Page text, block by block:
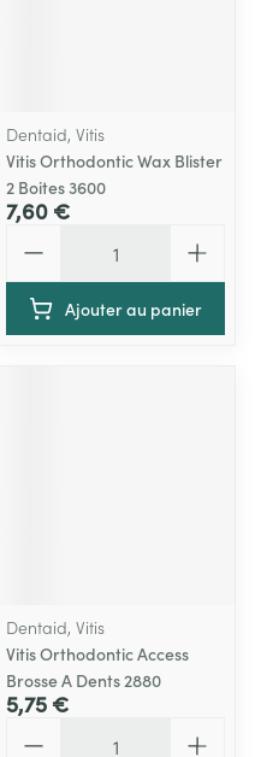
Dentaid, Vitis
Vitis Orthodontic Wax Blister
2 Boites 3600
7,60 €
Ajouter au panier
Dentaid, Vitis
Vitis Orthodontic Access
Brosse A Dents 2880
5,75 €